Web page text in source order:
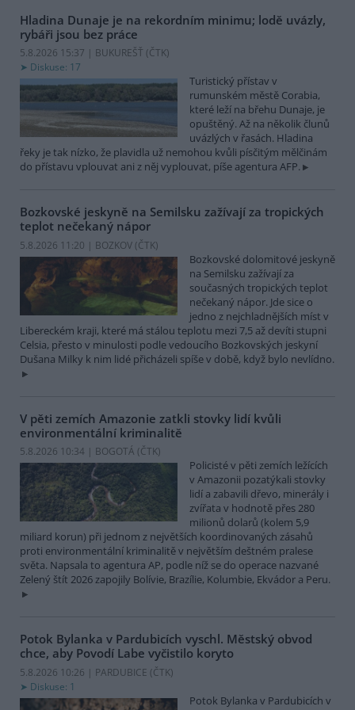
Hladina Dunaje je na rekordním minimu; lodě uvázly,
rybáři jsou bez práce
5.8.2026 15:37 | BUKUREŠŤ (ČTK)
Diskuse: 17
Turistický přístav v
rumunském městě Corabia,
které leží na břehu Dunaje, je
opuštěný. Až na několik člunů
uvázlých v řasách. Hladina
řeky je tak nízko, že plavidla už nemohou kvůli písčitým mělčinám
do přístavu vplouvat ani z něj vyplouvat, píše agentura AFP.
Bozkovské jeskyně na Semilsku zažívají za tropických
teplot nečekaný nápor
5.8.2026 11:20 | BOZKOV (ČTK)
Bozkovské dolomitové jeskyně
na Semilsku zažívají za
současných tropických teplot
nečekaný nápor. Jde sice o
jedno z nejchladnějších míst v
Libereckém kraji, které má stálou teplotu mezi 7,5 až devíti stupni
Celsia, přesto v minulosti podle vedoucího Bozkovských jeskyní
Dušana Milky k nim lidé přicházeli spíše v době, když bylo nevlídno.
V pěti zemích Amazonie zatkli stovky lidí kvůli
environmentální kriminalitě
5.8.2026 10:34 | BOGOTÁ (ČTK)
Policisté v pěti zemích ležících
v Amazonii pozatýkali stovky
lidí a zabavili dřevo, minerály i
zvířata v hodnotě přes 280
milionů dolarů (kolem 5,9
miliard korun) při jednom z největších koordinovaných zásahů
proti environmentální kriminalitě v největším deštném pralese
světa. Napsala to agentura AP, podle níž se do operace nazvané
Zelený štít 2026 zapojily Bolívie, Brazílie, Kolumbie, Ekvádor a Peru.
Potok Bylanka v Pardubicích vyschl. Městský obvod
chce, aby Povodí Labe vyčistilo koryto
5.8.2026 10:26 | PARDUBICE (ČTK)
Diskuse: 1
Potok Bylanka v Pardubicích v